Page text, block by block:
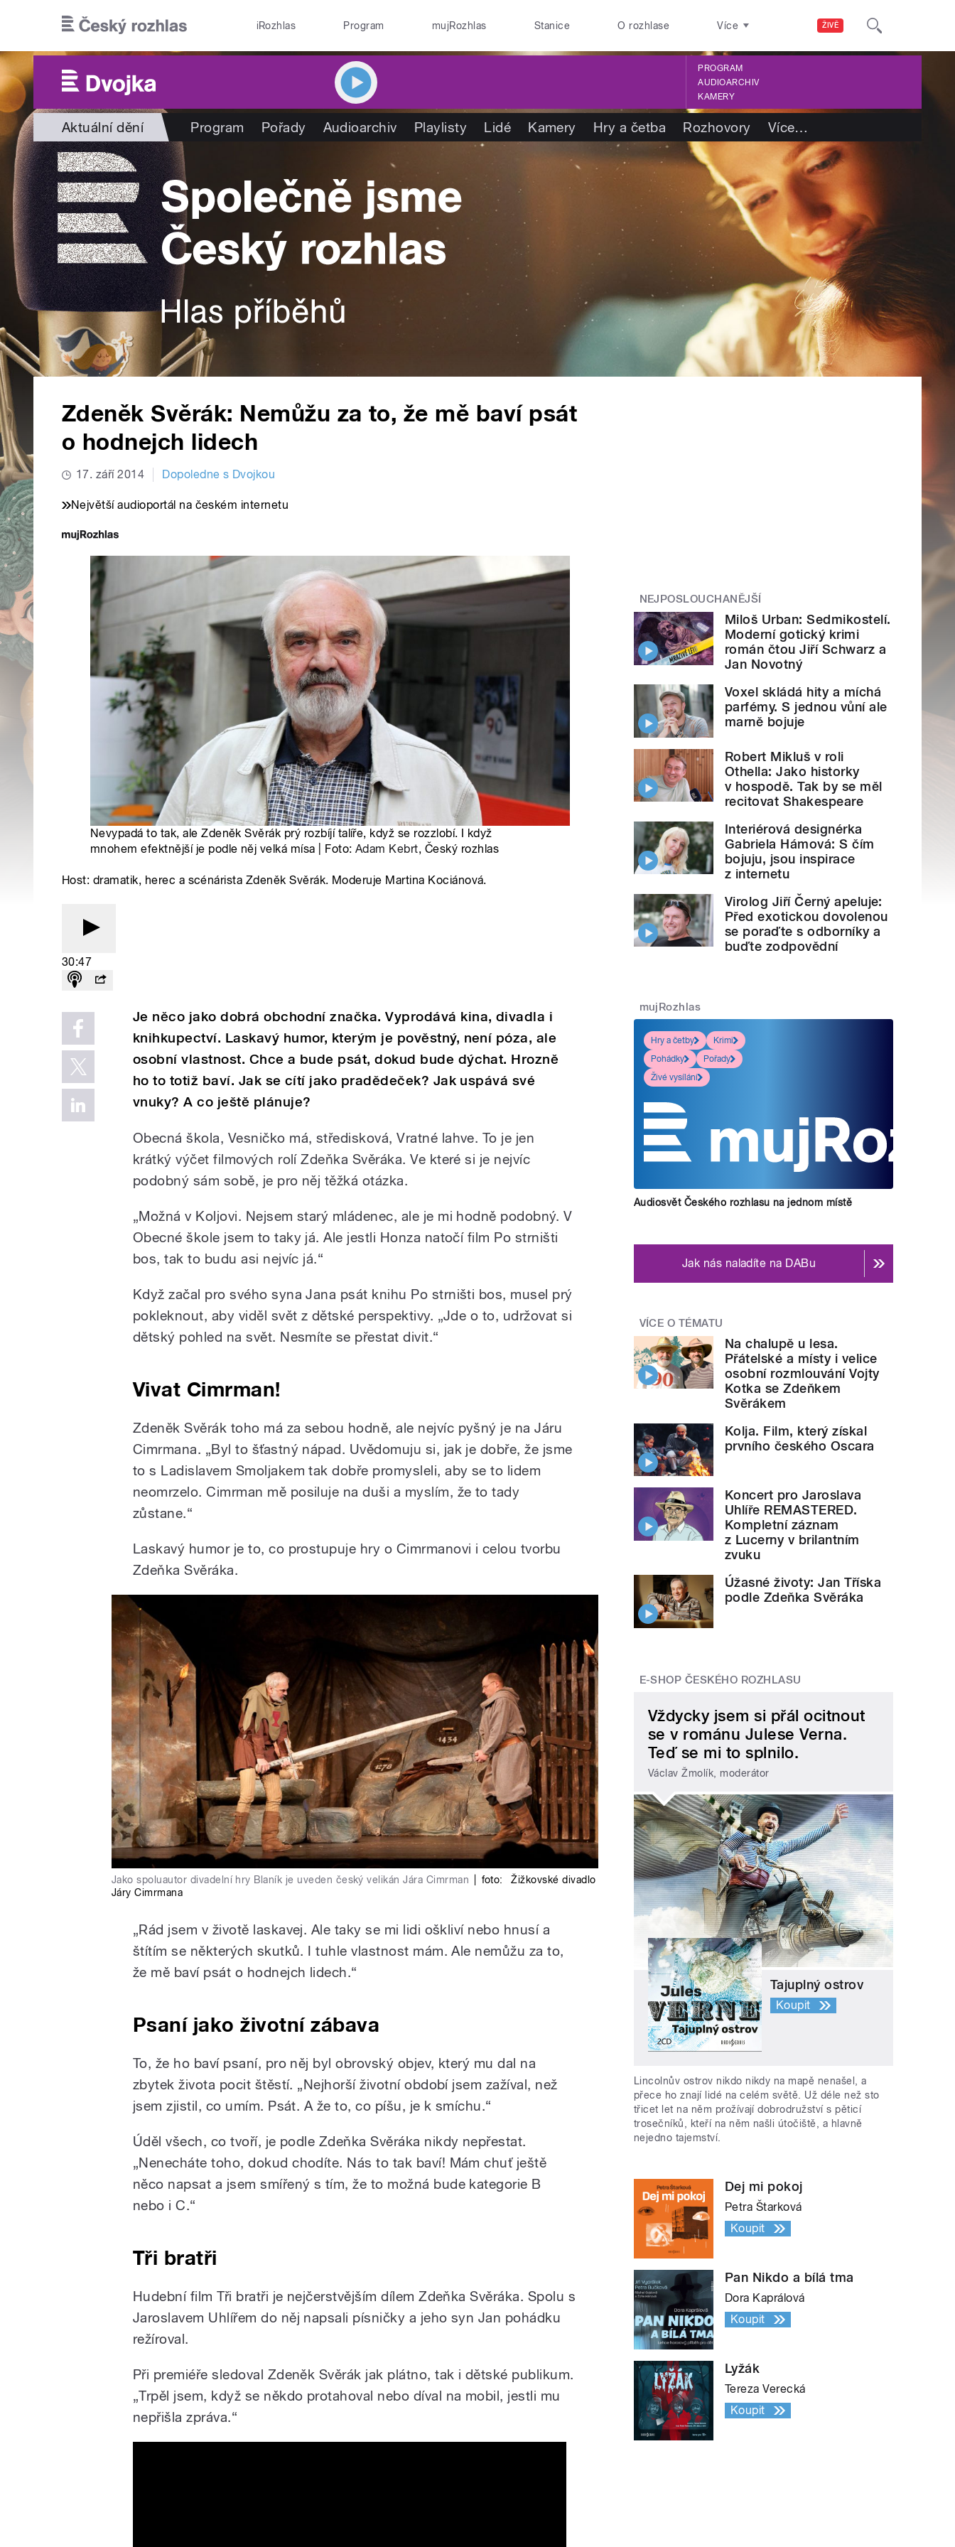
ŽIVĚ
iRozhlas Program mujRozhlas Stanice O rozhlase Více
PROGRAM
AUDIOARCHIV
KAMERY
Aktuální dění Program Pořady Audioarchiv Playlisty Lidé Kamery Hry a četba Rozhovory Více…
Zdeněk Svěrák: Nemůžu za to, že mě baví psát
o hodnejch lidech
17. září 2014 Dopoledne s Dvojkou
Největší audioportál na českém internetu
Nevypadá to tak, ale Zdeněk Svěrák prý rozbíjí talíře, když se rozzlobí. I když
mnohem efektnější je podle něj velká mísa | Foto:Adam Kebrt, Český rozhlas
Host: dramatik, herec a scénárista Zdeněk Svěrák. Moderuje Martina Kociánová.
30:47
Je něco jako dobrá obchodní značka. Vyprodává kina, divadla i
knihkupectví. Laskavý humor, kterým je pověstný, není póza, ale
osobní vlastnost. Chce a bude psát, dokud bude dýchat. Hrozně
ho to totiž baví. Jak se cítí jako pradědeček? Jak uspává své
vnuky? A co ještě plánuje?
Obecná škola, Vesničko má, středisková, Vratné lahve. To je jen
krátký výčet filmových rolí Zdeňka Svěráka. Ve které si je nejvíc
podobný sám sobě, je pro něj těžká otázka.
„Možná v Koljovi. Nejsem starý mládenec, ale je mi hodně podobný. V
Obecné škole jsem to taky já. Ale jestli Honza natočí film Po strništi
bos, tak to budu asi nejvíc já.“
Když začal pro svého syna Jana psát knihu Po strništi bos, musel prý
pokleknout, aby viděl svět z dětské perspektivy. „Jde o to, udržovat si
dětský pohled na svět. Nesmíte se přestat divit.“
Vivat Cimrman!
Zdeněk Svěrák toho má za sebou hodně, ale nejvíc pyšný je na Járu
Cimrmana. „Byl to šťastný nápad. Uvědomuju si, jak je dobře, že jsme
to s Ladislavem Smoljakem tak dobře promysleli, aby se to lidem
neomrzelo. Cimrman mě posiluje na duši a myslím, že to tady
zůstane.“
Laskavý humor je to, co prostupuje hry o Cimrmanovi i celou tvorbu
Zdeňka Svěráka.
Jako spoluautor divadelní hry Blaník je uveden český velikán Jára Cimrman foto:
Žižkovské divadlo
Járy Cimrmana
„Rád jsem v životě laskavej. Ale taky se mi lidi oškliví nebo hnusí a
štítím se některých skutků. I tuhle vlastnost mám. Ale nemůžu za to,
že mě baví psát o hodnejch lidech.“
Psaní jako životní zábava
To, že ho baví psaní, pro něj byl obrovský objev, který mu dal na
zbytek života pocit štěstí. „Nejhorší životní období jsem zažíval, než
jsem zjistil, co umím. Psát. A že to, co píšu, je k smíchu.“
Úděl všech, co tvoří, je podle Zdeňka Svěráka nikdy nepřestat.
„Nenecháte toho, dokud chodíte. Nás to tak baví! Mám chuť ještě
něco napsat a jsem smířený s tím, že to možná bude kategorie B
nebo i C.“
Tři bratři
Hudební film Tři bratři je nejčerstvějším dílem Zdeňka Svěráka. Spolu s
Jaroslavem Uhlířem do něj napsali písničky a jeho syn Jan pohádku
režíroval.
Při premiéře sledoval Zdeněk Svěrák jak plátno, tak i dětské publikum.
„Trpěl jsem, když se někdo protahoval nebo díval na mobil, jestli mu
nepřišla zpráva.“
NEJPOSLOUCHANĚJŠÍ
Miloš Urban: Sedmikostelí.
Moderní gotický krimi
román čtou Jiří Schwarz a
Jan Novotný
Voxel skládá hity a míchá
parfémy. S jednou vůní ale
marně bojuje
Robert Mikluš v roli
Othella: Jako historky
v hospodě. Tak by se měl
recitovat Shakespeare
Interiérová designérka
Gabriela Hámová: S čím
bojuju, jsou inspirace
z internetu
Virolog Jiří Černý apeluje:
Před exotickou dovolenou
se poraďte s odborníky a
buďte zodpovědní
mujRozhlas
Hry a četby
Krimi
Pohádky
Pořady
Živé vysílání
Audiosvět Českého rozhlasu na jednom místě
Jak nás naladíte na DABu
VÍCE O TÉMATU
Na chalupě u lesa.
Přátelské a místy i velice
osobní rozmlouvání Vojty
Kotka se Zdeňkem
Svěrákem
Kolja. Film, který získal
prvního českého Oscara
Koncert pro Jaroslava
Uhlíře REMASTERED.
Kompletní záznam
z Lucerny v brilantním
zvuku
Úžasné životy: Jan Tříska
podle Zdeňka Svěráka
E-SHOP ČESKÉHO ROZHLASU
Vždycky jsem si přál ocitnout
se v románu Julese Verna.
Teď se mi to splnilo.
Václav Žmolík, moderátor
Tajuplný ostrov
Koupit
Lincolnův ostrov nikdo nikdy na mapě nenašel, a
přece ho znají lidé na celém světě. Už déle než sto
třicet let na něm prožívají dobrodružství s pěticí
trosečníků, kteří na něm našli útočiště, a hlavně
nejedno tajemství.
Dej mi pokoj
Petra Štarková
Koupit
Pan Nikdo a bílá tma
Dora Kaprálová
Koupit
Lyžák
Tereza Verecká
Koupit